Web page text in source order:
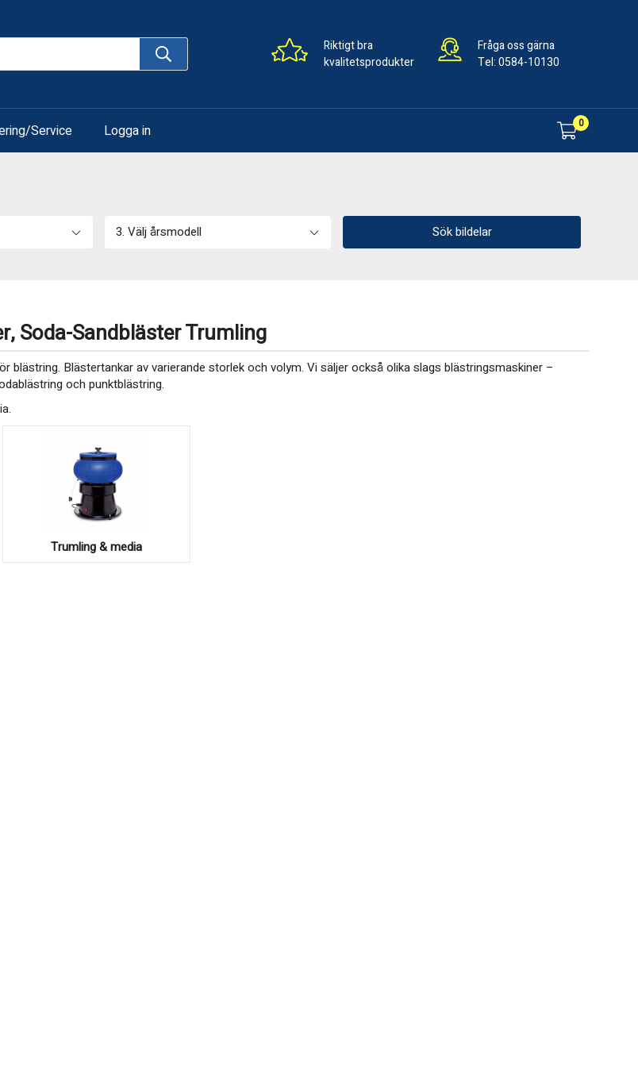
Riktigt bra
kvalitetsprodukter
Fråga oss gärna
Tel:0584-10130
Service Logga in 0
3. Välj årsmodell Sök bildelar
Soda-Sandbläster Trumling
blästring. Blästertankar av varierande storlek och volym. Vi säljer också olika slags blästringsmaskiner –
och punktblästring.
Trumling & media